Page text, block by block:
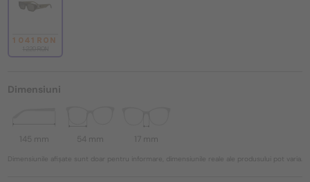
1 041 RON
Dimensiuni
145 mm 54 mm 17 mm
Dimensiunile afișate sunt doar pentru informare, dimensiunile reale ale produsului pot varia.